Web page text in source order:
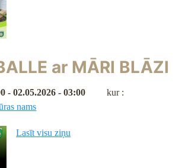
ar MĀRI BLĀZI
- 02.05.2026 - 03:00
kur :
nams
Lasīt visu ziņu